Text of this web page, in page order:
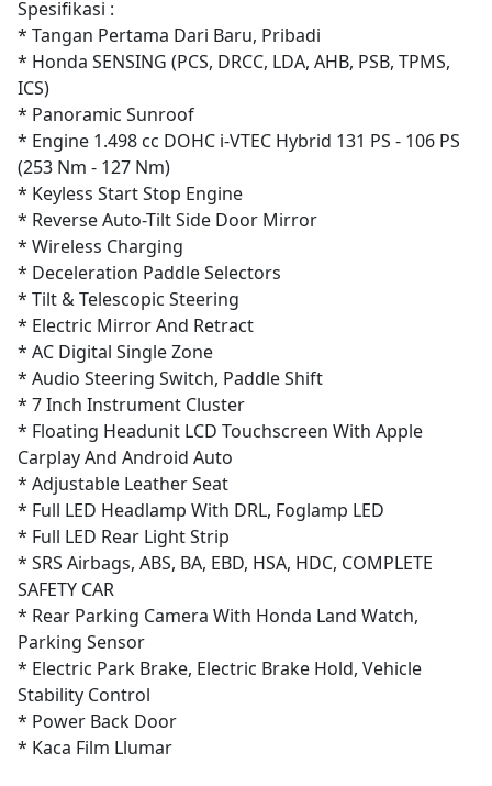
Spesifikasi :
* Tangan Pertama Dari Baru, Pribadi
* Honda SENSING (PCS, DRCC, LDA, AHB, PSB, TPMS,
ICS)
* Panoramic Sunroof
* Engine 1.498 cc DOHC i-VTEC Hybrid 131 PS - 106 PS
(253 Nm - 127 Nm)
* Keyless Start Stop Engine
* Reverse Auto-Tilt Side Door Mirror
* Wireless Charging
* Deceleration Paddle Selectors
* Tilt & Telescopic Steering
* Electric Mirror And Retract
* AC Digital Single Zone
* Audio Steering Switch, Paddle Shift
* 7 Inch Instrument Cluster
* Floating Headunit LCD Touchscreen With Apple
Carplay And Android Auto
* Adjustable Leather Seat
* Full LED Headlamp With DRL, Foglamp LED
* Full LED Rear Light Strip
* SRS Airbags, ABS, BA, EBD, HSA, HDC, COMPLETE
SAFETY CAR
* Rear Parking Camera With Honda Land Watch,
Parking Sensor
* Electric Park Brake, Electric Brake Hold, Vehicle
Stability Control
* Power Back Door
* Kaca Film Llumar